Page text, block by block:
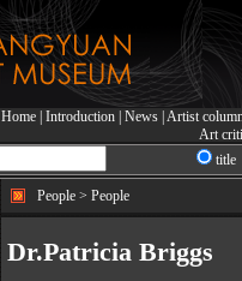
Home| Introduction News| Artist
Art
title
People > People
Dr.Patricia Briggs